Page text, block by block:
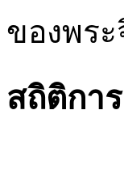
ของพระ
สถิติกา